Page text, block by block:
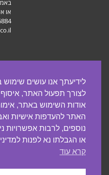
או
לצורך תפעול האתר, איסוף
אודות השימוש באתר,
האתר להעדפות אישיות
נוספים, לרבות אפשרויות
או הגבלתו נא לפנות
קרא עוד